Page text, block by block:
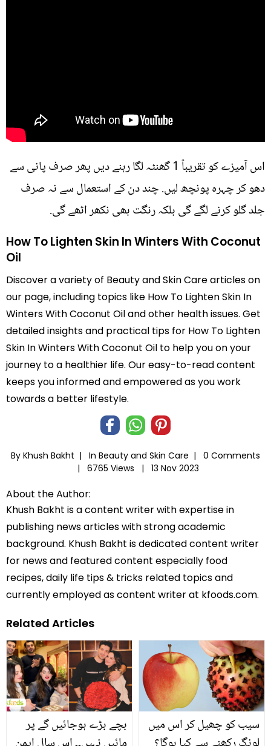
اس آمیزے کو تقریباً 1 گھنٹہ لگا رہنے دیں پھر صرف پانی سے
دھو کر چہرہ پونچھ لیں. چند دن کے استعمال سے نہ صرف
جلد گلو کرنے لگے گی بلکہ رنگت بھی نکھر اٹھے گی.
How To Lighten Skin In Winters With Coconut
Oil
Discover a variety of Beauty and Skin Care articles on
our page, including topics like How To Lighten Skin In
Winters With Coconut Oil and other health issues. Get
detailed insights and practical tips for How To Lighten
Skin In Winters With Coconut Oil to help you on your
journey to a healthier life. Our easy-to-read content
keeps you informed and empowered as you work
towards a better lifestyle.
By Khush Bakht | In Beauty and Skin Care |
0 Comments
|
6765 Views | 13 Nov 2023
About the Author:
Khush Bakht is a content writer with expertise in
publishing news articles with strong academic
background. Khush Bakht is dedicated content writer
for news and featured content especially food
recipes, daily life tips & tricks related topics and
currently employed as content writer at kfoods.com.
Related Articles
بچے بڑے ہوجائیں گے پر
سیب کو چھیل کر اس میں